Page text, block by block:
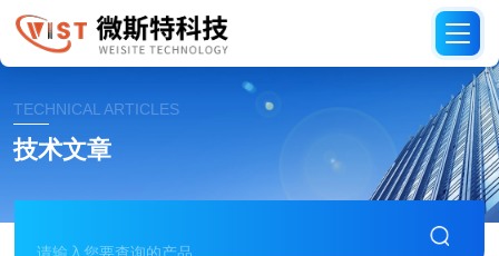
TECHNICAL ARTICLES
技术文章